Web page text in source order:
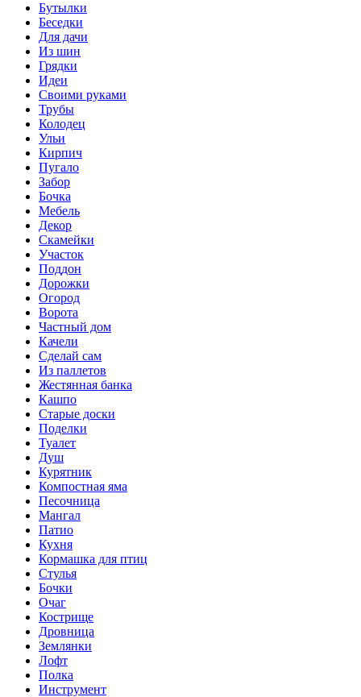
Бутылки
Беседки
Для дачи
Из шин
Грядки
Идеи
Своими руками
Трубы
Колодец
Ульи
Кирпич
Пугало
Забор
Бочка
Мебель
Декор
Скамейки
Участок
Поддон
Дорожки
Огород
Ворота
Частный дом
Качели
Сделай сам
Из паллетов
Жестянная банка
Кашпо
Старые доски
Поделки
Туалет
Душ
Курятник
Компостная яма
Песочница
Мангал
Патио
Кухня
Кормашка для птиц
Стулья
Бочки
Очаг
Кострище
Дровница
Землянки
Лофт
Полка
Инструмент